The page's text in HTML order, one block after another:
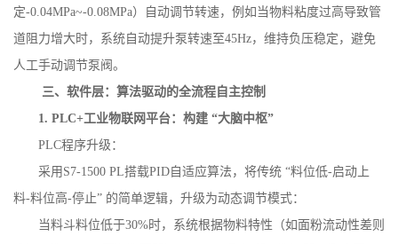
定-0.04MPa~-0.08MPa）自动调节转速，例如当物料粘度过高导致管
道阻力增大时，系统自动提升泵转速至45Hz，维持负压稳定，避免
人工手动调节泵阀。
三、软件层：算法驱动的全流程自主控制
1. PLC+工业物联网平台：构建 “大脑中枢”
PLC程序升级：
采用 S7-1500 PL搭载PID 自适应算法，将传统 “料位低-启动上
料-料位高-停止” 的简单逻辑，升级为动态调节模式：
当料斗料位低于30%时，系统根据物料特性（如面粉流动性差则